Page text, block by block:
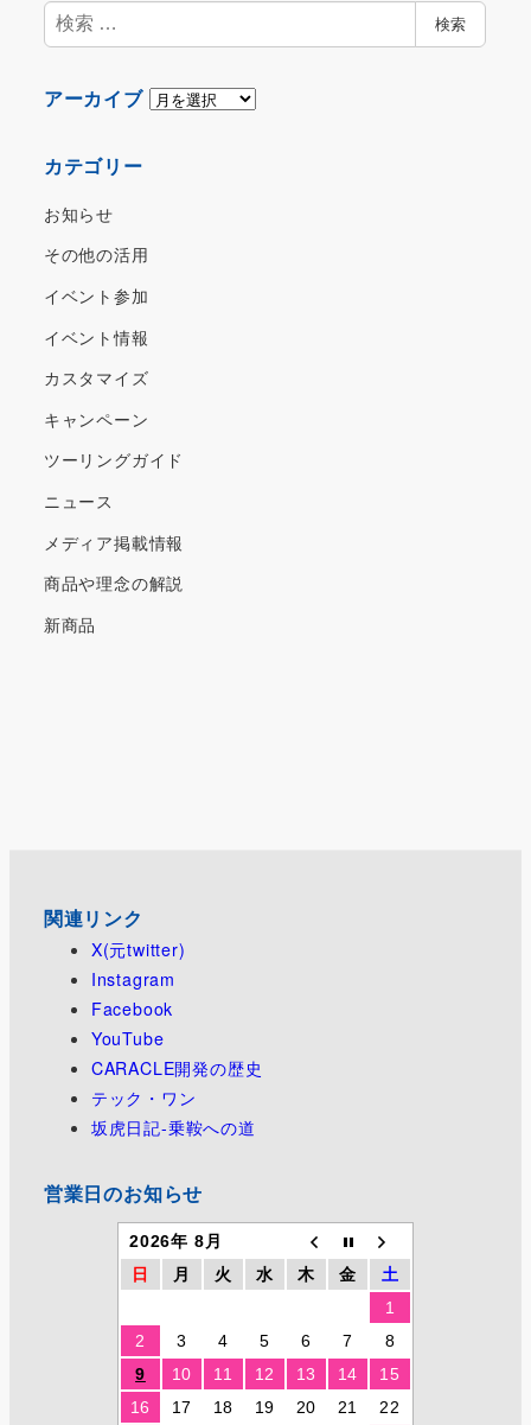
検
索
検索
アーカイブ ア
カテゴリー
お知らせ
その他の活用
イベント参加
イベント情報
カスタマイズ
キャンペーン
ツーリングガイド
ニュース
メディア掲載情報
商品や理念の解説
新商品
関連リンク
X(元twitter)
Instagram
Facebook
YouTube
CARACLE開発の歴史
テック・ワン
坂虎日記-乗鞍への道
営業日のお知らせ
2026年 8月
日
月 火 水 木 金
土
1
2
3 4 5 6 7
8
9
10 11 12 13 14
15
16
17 18 19 20 21
22